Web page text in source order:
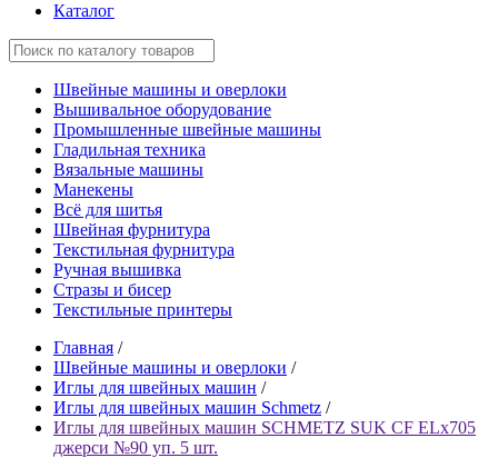
Каталог
Швейные машины и оверлоки
Вышивальное оборудование
Промышленные швейные машины
Гладильная техника
Вязальные машины
Манекены
Всё для шитья
Швейная фурнитура
Текстильная фурнитура
Ручная вышивка
Стразы и бисер
Текстильные принтеры
Главная /
Швейные машины и оверлоки /
Иглы для швейных машин /
Иглы для швейных машин Schmetz /
Иглы для швейных машин SCHMETZ SUK CF ELx705
джерси №90 уп. 5 шт.